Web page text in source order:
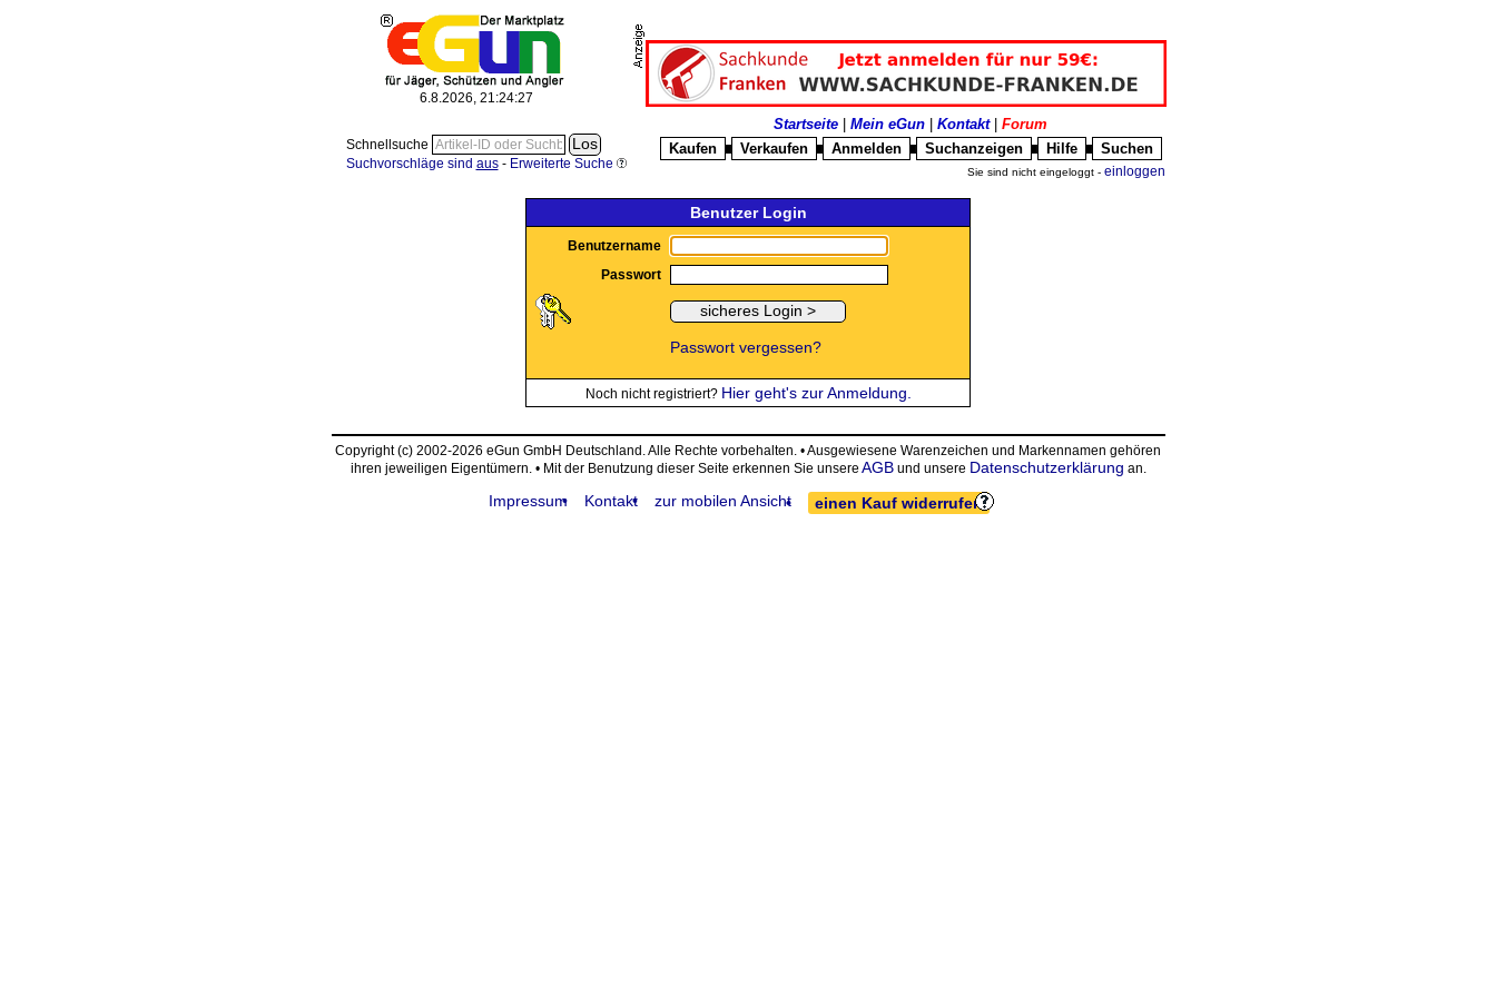
6.8.2026, 21:24:27
Schnellsuche
Suchvorschläge sind aus- Erweiterte Suche
Startseite Mein eGun Kontakt| Forum
Kaufen
Verkaufen Anmelden Suchanzeigen Hilfe Suchen
Sie sind nicht eingeloggt - einloggen
Benutzer Login
Benutzername
Passwort
Passwort vergessen?
Noch nicht registriert? Hier geht's zur Anmeldung.
Copyright (c) 2002-2026 eGun GmbH Deutschland. Alle Rechte vorbehalten. • Ausgewiesene Warenzeichen und Markennamen gehören
ihren jeweiligen Eigentümern. • Mit der Benutzung dieser Seite erkennen Sie unsere AGBund unsere Datenschutzerklärung an.
Impressum Kontakt zur mobilen Ansicht einen Kauf widerrufen